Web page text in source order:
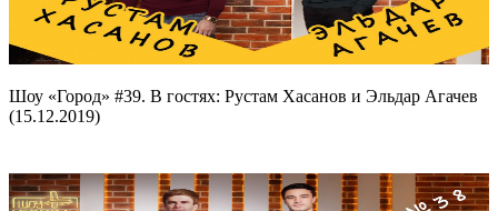
Шоу «Город» #39. В гостях: Рустам Хасанов и Эльдар Агачев
(15.12.2019)